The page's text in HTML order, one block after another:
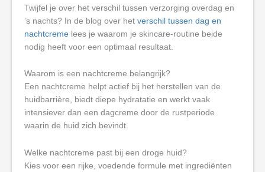
Twijfel je over het verschil tussen verzorging overdag en
’s nachts? In de blog over het verschil tussen dag en
nachtcreme lees je waarom je skincare-routine beide
nodig heeft voor een optimaal resultaat.
Waarom is een nachtcreme belangrijk?
Een nachtcreme helpt actief bij het herstellen van de
huidbarrière, biedt diepe hydratatie en werkt vaak
intensiever dan een dagcreme door de rustperiode
waarin de huid zich bevindt.
Welke nachtcreme past bij een droge huid?
Kies voor een rijke, voedende formule met ingrediënten